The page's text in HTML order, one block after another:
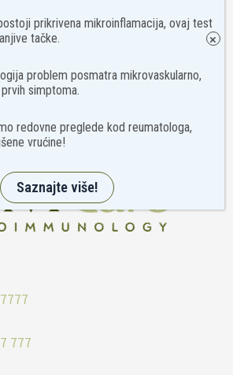
777
prikrivena mikroinflamacija, ovaj test
tačke.
problem posmatra mikrovaskularno,
simptoma.
redovne preglede kod reumatologa,
vrućine!
Saznajte više!
×